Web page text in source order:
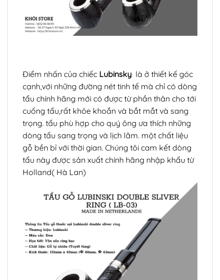
Điểm nhấn của chiếc Lubinsky là ở thiết kế góc
cạnh,với những đường nét tinh tế mà chỉ có dòng
tẩu chính hãng mới có được từ phần thân cho tới
cuống tẩu,rất khỏe khoắn và bắt mắt và sang
trọng. tẩu phù hợp cho quý ông ưa thích những
dòng tẩu sang trọng và lịch lãm. một chất liệu
gỗ bền bỉ với thời gian. Chúng tôi cam kết dòng
tẩu này được sản xuất chính hãng nhập khẩu từ
Holland( Hà Lan)